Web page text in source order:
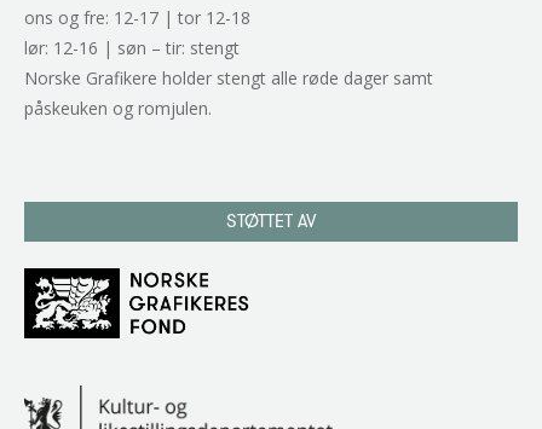
ons og fre: 12-17 | tor 12-18
lør: 12-16 | søn – tir: stengt
Norske Grafikere holder stengt alle røde dager samt
påskeuken og romjulen.
STØTTET AV